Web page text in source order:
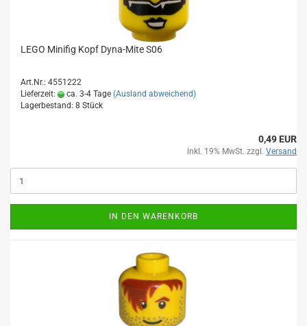
LEGO Minifig Kopf Dyna-Mite S06
Art.Nr.: 4551222
Lieferzeit:
ca. 3-4 Tage (Ausland abweichend)
Lagerbestand: 8 Stück
0,49 EUR
inkl. 19% MwSt. zzgl. Versand
IN DEN WARENKORB